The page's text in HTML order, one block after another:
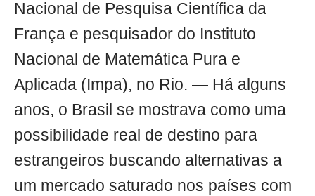
Nacional de Pesquisa Científica da
França e pesquisador do Instituto
Nacional de Matemática Pura e
Aplicada (Impa), no Rio. — Há alguns
anos, o Brasil se mostrava como uma
possibilidade real de destino para
estrangeiros buscando alternativas a
um mercado saturado nos países com